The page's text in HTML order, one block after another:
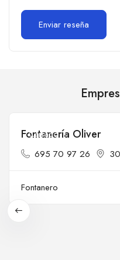
Cerrado
Fontanería Oliver
695 70 97 26
Fontanero